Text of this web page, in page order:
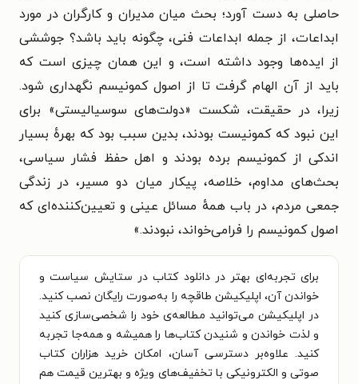
حاصلی به دست آورد؛ بحث میان مدیران و کارگران در مورد
ابداعات، از جمله ابداعات فنی، چگونه باید باشد؟ جوششی
از ایده‌ها وجود داشته است، و این همان چیزی است که
باید از آن الهام گرفت تا از اصول کمونیسم نگهداری شود.
زیرا، در حقیقت، شکست «دولت‌های سوسیالیستی» برای
این نبود که کمونیست بودند، بدین سبب بود که بهرهٔ بسیار
اندکی از کمونیسم برده بودند و اهل حفظ فشار سیاسی،
بحث‌های مداوم، خلاصه، پیکار میان دو مسیر، در زندگی
جمعی مردم، در باب همهٔ مسائل عینی و تعیین‌کننده‌ای که
اصول کمونیسم را فرامی‌خواند، نبودند.»
برای تجربه‌ای بهتر در دانلود کتاب در ستایش سیاست و
خواندن آن، اپلیکیشن طاقچه را به‌صورت رایگان نصب کنید.
در اپلیکیشن می‌توانید مطالعه‌ی خود را شخصی‌سازی کنید
و لذت خواندن و شنیدن کتاب‌ها را همیشه و همه‌جا تجربه
کنید. علاوه‌بر دسترسی آسان، امکان خرید هزاران کتاب
صوتی و الکترونیکی با تخفیف‌های ویژه و بهترین قیمت هم